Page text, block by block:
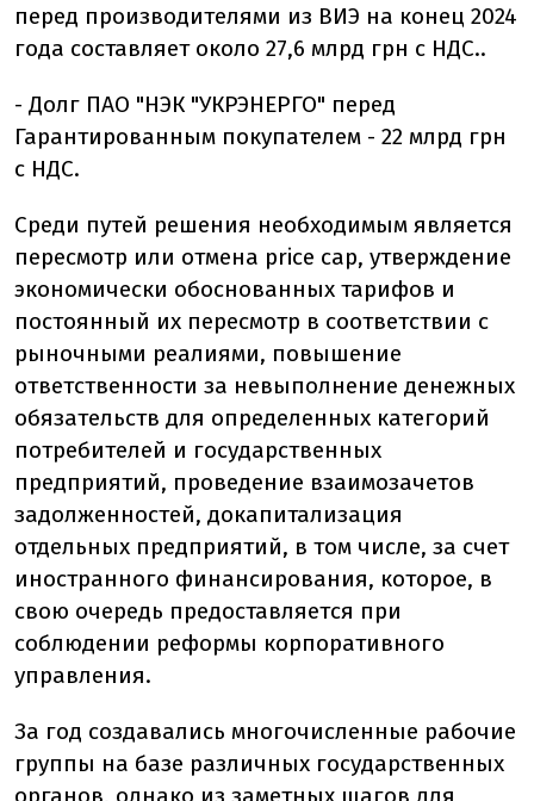
перед производителями из ВИЭ на конец 2024
года составляет около 27,6 млрд грн с НДС..
- Долг ПАО "НЭК "УКРЭНЕРГО" перед
Гарантированным покупателем - 22 млрд грн
с НДС.
Среди путей решения необходимым является
пересмотр или отмена price cap, утверждение
экономически обоснованных тарифов и
постоянный их пересмотр в соответствии с
рыночными реалиями, повышение
ответственности за невыполнение денежных
обязательств для определенных категорий
потребителей и государственных
предприятий, проведение взаимозачетов
задолженностей, докапитализация
отдельных предприятий, в том числе, за счет
иностранного финансирования, которое, в
свою очередь предоставляется при
соблюдении реформы корпоративного
управления.
За год создавались многочисленные рабочие
группы на базе различных государственных
органов, однако из заметных шагов для